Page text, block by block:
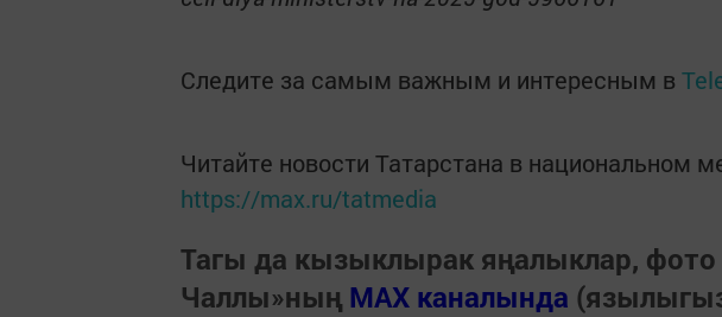
Следите за самым важным и интересным в
Читайте новости Татарстана в национальном
https://max.ru/tatmedia
Тагы да кызыклырак яңалыклар,
Чаллы»ның MAX каналында